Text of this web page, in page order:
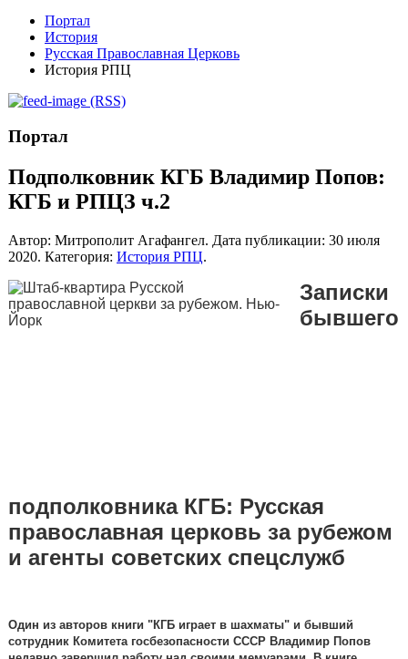
Портал
История
Русская Православная Церковь
История РПЦ
(RSS)
Портал
Подполковник КГБ Владимир Попов:
КГБ и РПЦЗ ч.2
Автор: Митрополит Агафангел. Дата публикации: 30 июля
2020. Категория: История РПЦ.
Записки
бывшего
подполковника КГБ: Русская
православная церковь за рубежом
и агенты советских спецслужб
Один из авторов книги "КГБ играет в шахматы" и бывший
сотрудник Комитета госбезопасности СССР Владимир Попов